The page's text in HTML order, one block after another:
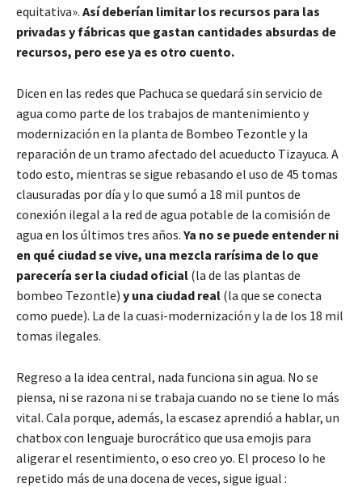
equitativa». Así deberían limitar los recursos para las
privadas y fábricas que gastan cantidades absurdas de
recursos, pero ese ya es otro cuento.
Dicen en las redes que Pachuca se quedará sin servicio de
agua como parte de los trabajos de mantenimiento y
modernización en la planta de Bombeo Tezontle y la
reparación de un tramo afectado del acueducto Tizayuca. A
todo esto, mientras se sigue rebasando el uso de 45 tomas
clausuradas por día y lo que sumó a 18 mil puntos de
conexión ilegal a la red de agua potable de la comisión de
agua en los últimos tres años. Ya no se puede entender ni
en qué ciudad se vive, una mezcla rarísima de lo que
parecería ser la ciudad oficial (la de las plantas de
bombeo Tezontle) y una ciudad real (la que se conecta
como puede). La de la cuasi-modernización y la de los 18 mil
tomas ilegales.
Regreso a la idea central, nada funciona sin agua. No se
piensa, ni se razona ni se trabaja cuando no se tiene lo más
vital. Cala porque, además, la escasez aprendió a hablar, un
chatbox con lenguaje burocrático que usa emojis para
aligerar el resentimiento, o eso creo yo. El proceso lo he
repetido más de una docena de veces, sigue igual :